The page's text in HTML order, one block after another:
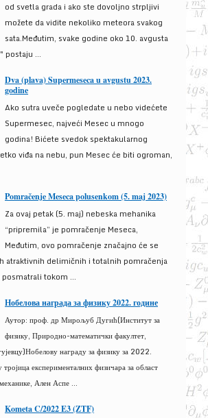
od svetla grada i ako ste dovoljno strpljivi
možete da vidite nekoliko meteora svakog
sata.Međutim, svake godine oko 10. avgusta
postaju ...
Dva (plava) Supermeseca u avgustu 2023.
godine
Ako sutra uveče pogledate u nebo videćete
Supermesec, najveći Mesec u mnogo
godina! Bićete svedok spektakularnog
viđa na nebu, pun Mesec će biti ogroman,
Pomračenje Meseca polusenkom (5. maj 2023)
Za ovaj petak (5. maj) nebeska mehanika
“pripremila” je pomračenje Meseca,
Međutim, ovo pomračenje značajno će se
atraktivnih delimičnih i totalnih pomračenja
tokom ...
Нобелова награда за физику 2022. године
Аутор: проф. др Мирољуб Дугић(Институт за
физику, Природно-математички факултет,
награду за физику за 2022.
експерименталних физичара за област
Ален Аспе ...
Kometa C/2022 E3 (ZTF)